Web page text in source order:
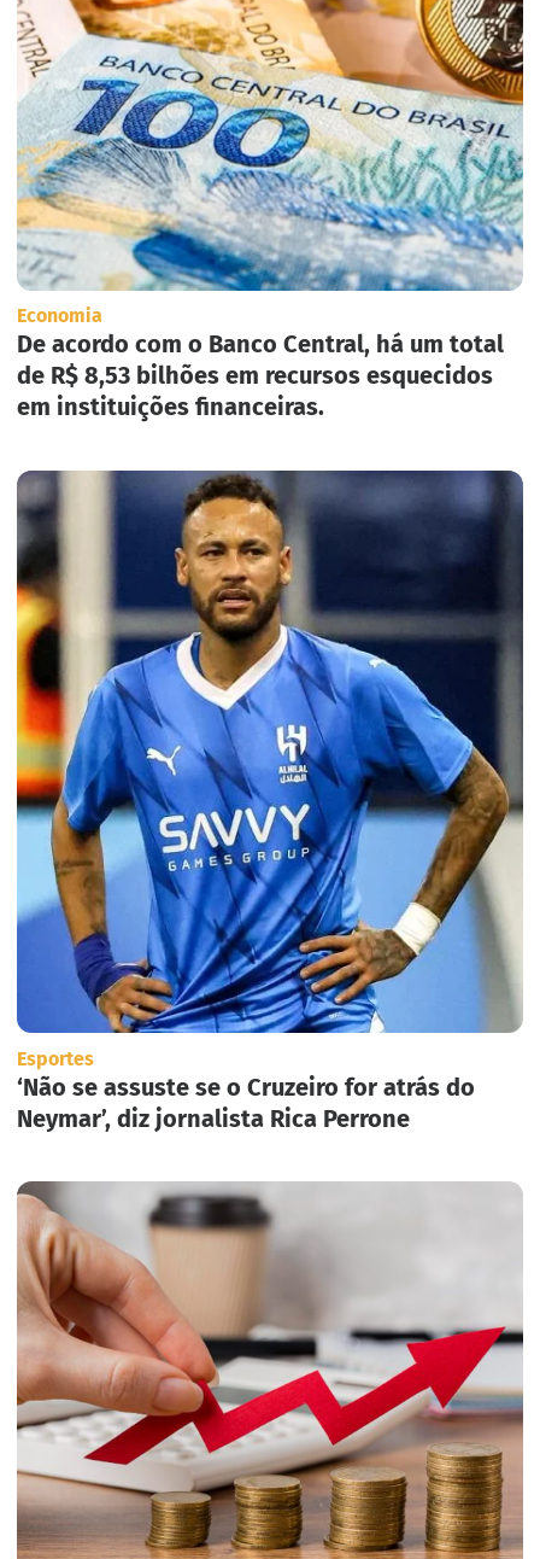
Economia
De acordo com o Banco Central, há um total
de R$ 8,53 bilhões em recursos esquecidos
em instituições financeiras.
Esportes
‘Não se assuste se o Cruzeiro for atrás do
Neymar’, diz jornalista Rica Perrone